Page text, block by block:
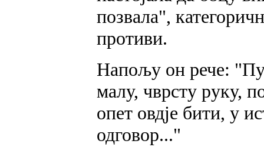
позвала",
противи.
Напољу он рече:
малу, чврсту руку,
опет овдје бити, у
одговор..."